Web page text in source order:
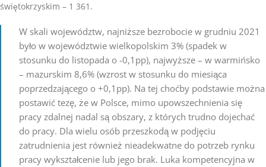
świętokrzyskim – 1 361.
W skali województw, najniższe bezrobocie w grudniu 2021
było w województwie wielkopolskim 3% (spadek w
stosunku do listopada o -0,1pp), najwyższe – w warmińsko
– mazurskim 8,6% (wzrost w stosunku do miesiąca
poprzedzającego o +0,1pp). Na tej choćby podstawie można
postawić tezę, że w Polsce, mimo upowszechnienia się
pracy zdalnej nadal są obszary, z których trudno dojechać
do pracy. Dla wielu osób przeszkodą w podjęciu
zatrudnienia jest również nieadekwatne do potrzeb rynku
pracy wykształcenie lub jego brak. Luka kompetencyjna w